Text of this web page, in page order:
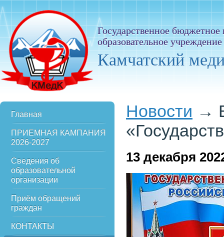
Государственное
образовательное
Камчатский
Главная
ПРИЕМНАЯ КАМПАНИЯ
2026-2027
Сведения об
образовательной
организации
Приём обращений
граждан
КОНТАКТЫ
Новости →
13 декабря